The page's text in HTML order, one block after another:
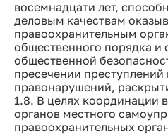
восемнадцати лет,
деловым качествам
правоохранительным
общественного порядка и
общественной
пресечении
правонарушений,
1.8. В целях координации
органов местного
правоохранительных